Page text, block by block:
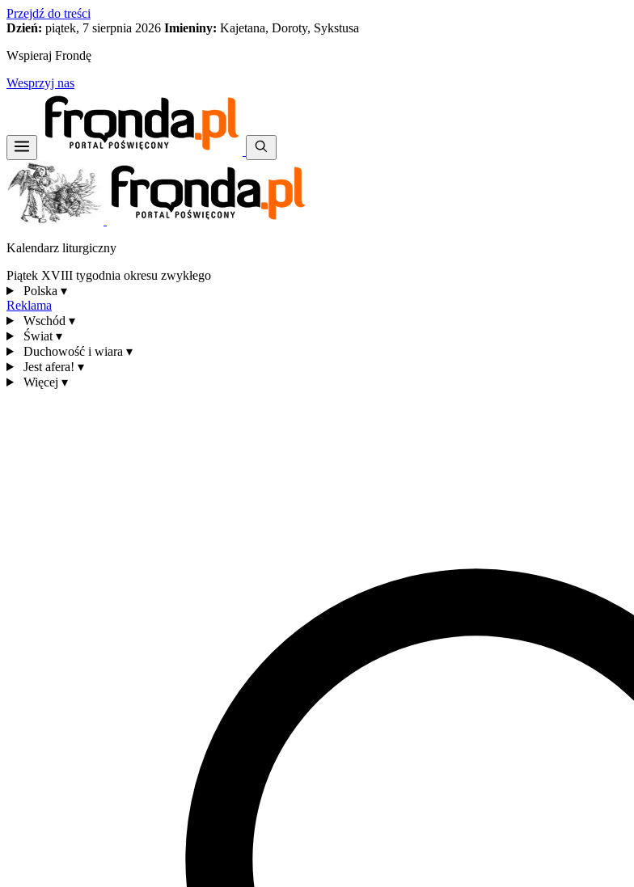
Przejdź do treści
Dzień: piątek, 7 sierpnia 2026 Imieniny: Kajetana, Doroty, Sykstusa
Wspieraj Frondę
Wesprzyj nas
Kalendarz liturgiczny
Piątek XVIII tygodnia okresu zwykłego
Polska ▾
Reklama
Wschód ▾
Świat ▾
Duchowość i wiara ▾
Jest afera! ▾
Więcej ▾